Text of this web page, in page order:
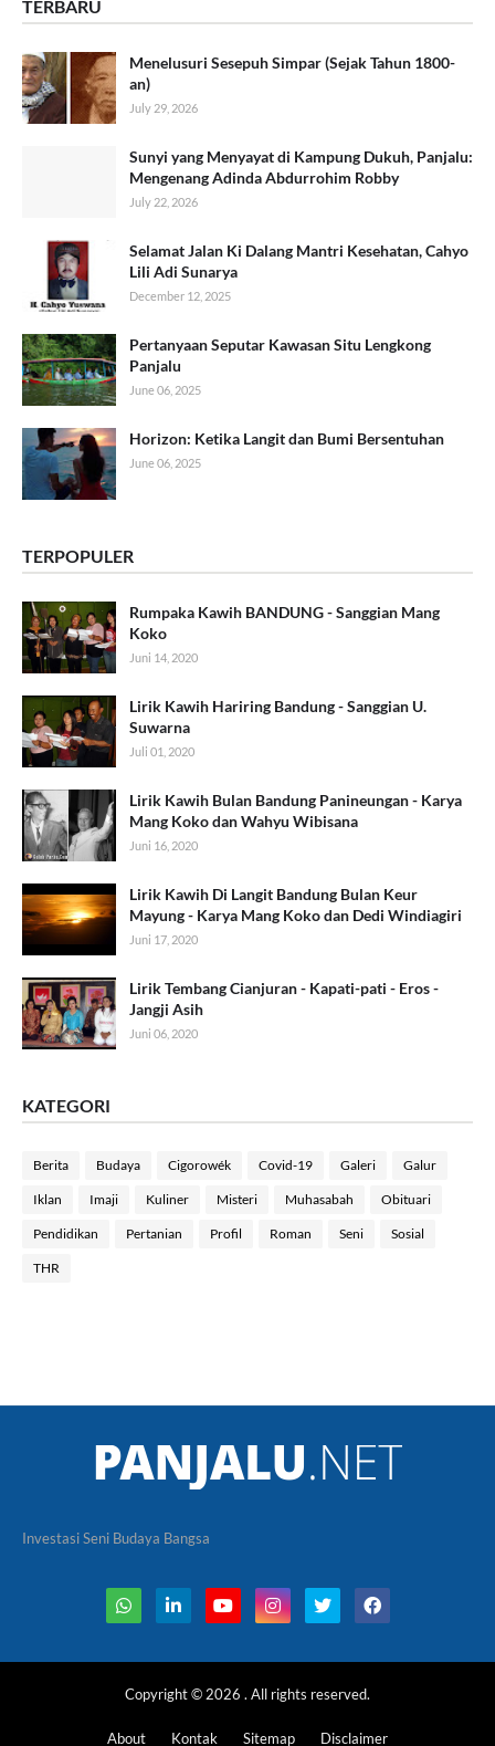
TERBARU
Menelusuri Sesepuh Simpar (Sejak Tahun 1800-
an)
July 29, 2026
Sunyi yang Menyayat di Kampung Dukuh, Panjalu:
Mengenang Adinda Abdurrohim Robby
July 22, 2026
Selamat Jalan Ki Dalang Mantri Kesehatan, Cahyo
Lili Adi Sunarya
December 12, 2025
Pertanyaan Seputar Kawasan Situ Lengkong
Panjalu
June 06, 2025
Horizon: Ketika Langit dan Bumi Bersentuhan
June 06, 2025
TERPOPULER
Rumpaka Kawih BANDUNG - Sanggian Mang
Koko
Juni 14, 2020
Lirik Kawih Hariring Bandung - Sanggian U.
Suwarna
Juli 01, 2020
Lirik Kawih Bulan Bandung Panineungan - Karya
Mang Koko dan Wahyu Wibisana
Juni 16, 2020
Lirik Kawih Di Langit Bandung Bulan Keur
Mayung - Karya Mang Koko dan Dedi Windiagiri
Juni 17, 2020
Lirik Tembang Cianjuran - Kapati-pati - Eros -
Jangji Asih
Juni 06, 2020
KATEGORI
Berita Budaya Cigorowék Covid-19 Galeri Galur
Iklan Imaji Kuliner Misteri Muhasabah Obituari
Pendidikan Pertanian Profil Roman Seni Sosial
THR
Investasi Seni Budaya Bangsa
Copyright © 2026 . All rights reserved.
About Kontak Sitemap Disclaimer